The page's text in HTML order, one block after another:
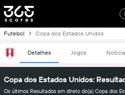
Futebol Copa dos Estados Unidos
Detalhes Jogos
Copa dos Estados Unidos:
Os últimos Resultados em direto do(a) Copa dos